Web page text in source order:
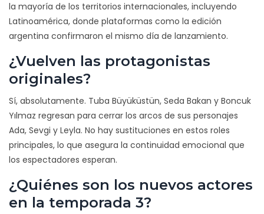
la mayoría de los territorios internacionales, incluyendo
Latinoamérica, donde plataformas como la edición
argentina confirmaron el mismo día de lanzamiento.
¿Vuelven las protagonistas
originales?
Sí, absolutamente. Tuba Büyüküstün, Seda Bakan y Boncuk
Yılmaz regresan para cerrar los arcos de sus personajes
Ada, Sevgi y Leyla. No hay sustituciones en estos roles
principales, lo que asegura la continuidad emocional que
los espectadores esperan.
¿Quiénes son los nuevos actores
en la temporada 3?